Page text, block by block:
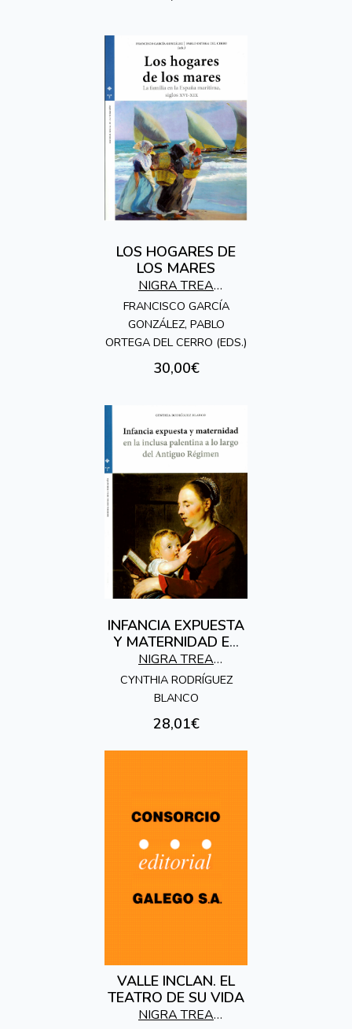
LOS HOGARES DE
LOS MARES
NIGRA TREA
EDICIONES
FRANCISCO GARCÍA
GONZÁLEZ, PABLO
ORTEGA DEL CERRO (EDS.)
30,00€
INFANCIA EXPUESTA
Y MATERNIDAD EN
LA INCLUSA
PALENTINA A LO
LARGO DEL
ANTIGUO RÉGIMEN.
NIGRA TREA
EDICIONES
CYNTHIA RODRÍGUEZ
BLANCO
28,01€
VALLE INCLAN. EL
TEATRO DE SU VIDA
NIGRA TREA